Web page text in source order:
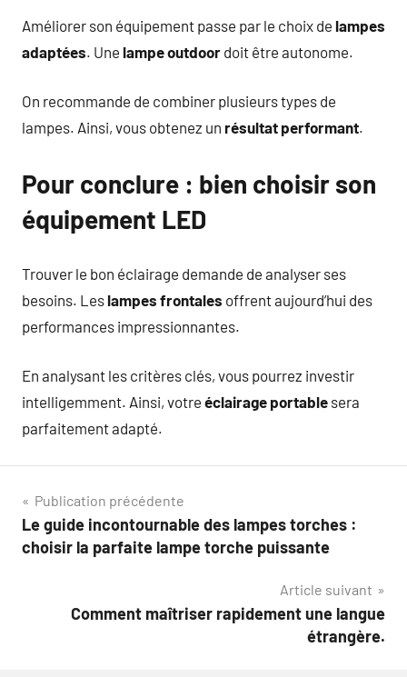
Améliorer son équipement passe par le choix de lampes
adaptées. Une lampe outdoor doit être autonome.
On recommande de combiner plusieurs types de
lampes. Ainsi, vous obtenez un résultat performant.
Pour conclure : bien choisir son
équipement LED
Trouver le bon éclairage demande de analyser ses
besoins. Leslampes frontales offrent aujourd’hui des
performances impressionnantes.
En analysant les critères clés, vous pourrez investir
intelligemment. Ainsi, votre éclairage portable sera
parfaitement adapté.
Navigation
de
Publication précédente
Le guide incontournable des lampes torches :
choisir la parfaite lampe torche puissante
Article suivant
Comment maîtriser rapidement une langue
étrangère.